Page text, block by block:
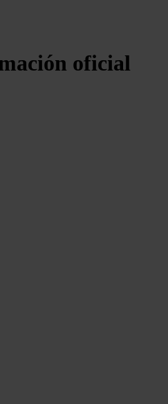
oficial